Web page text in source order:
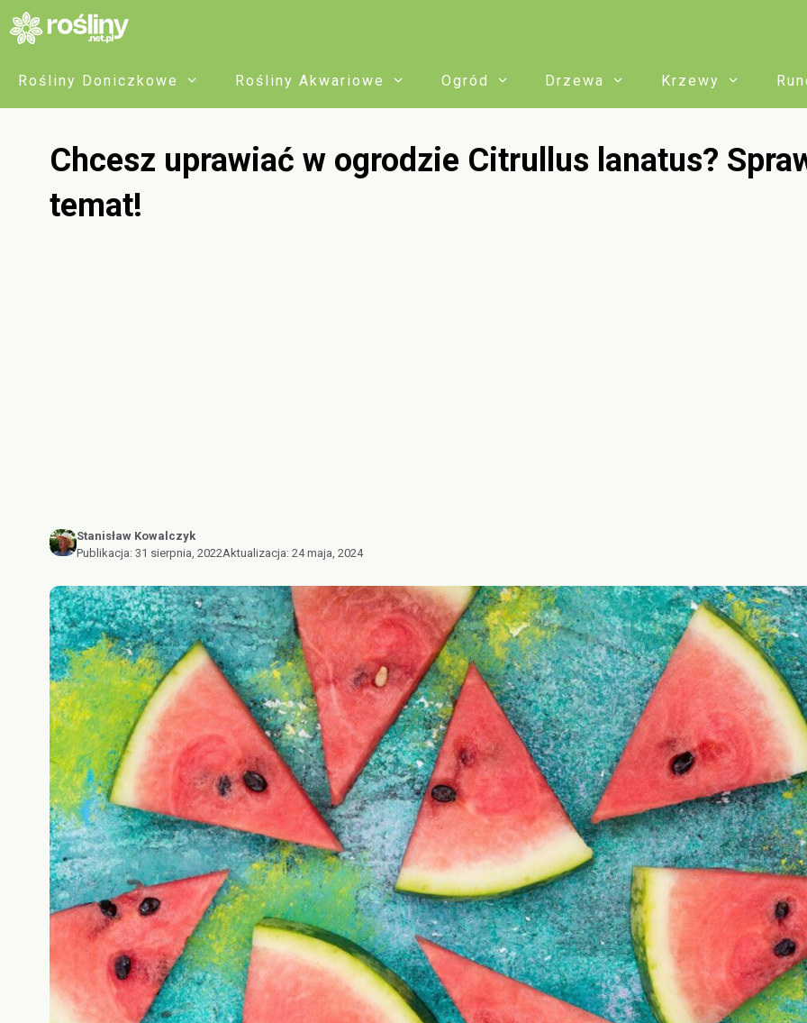
Przejdź
do
treściRośliny Doniczkowe Rośliny Akwariowe Ogród Drzewa Krzewy
Chcesz uprawiać w ogrodzie Citrullus lanatus?
temat!
Stanisław Kowalczyk
Publikacja: 31 sierpnia, 2022Aktualizacja: 24 maja, 2024